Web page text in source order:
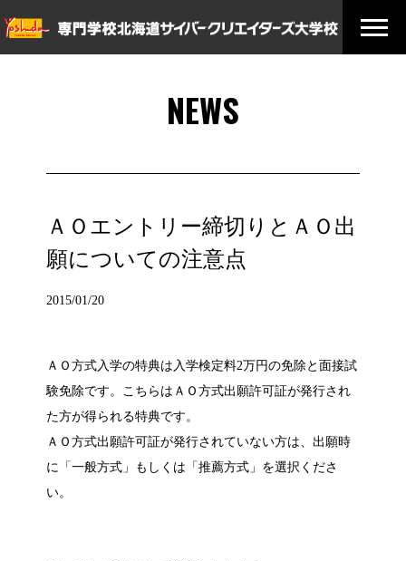
NEWS
ＡＯエントリー締切りとＡＯ出
願についての注意点
2015/01/20
ＡＯ方式入学の特典は入学検定料2万円の免除と面接試
験免除です。こちらはＡＯ方式出願許可証が発行され
た方が得られる特典です。
ＡＯ方式出願許可証が発行されていない方は、出願時
に「一般方式」もしくは「推薦方式」を選択くださ
い。